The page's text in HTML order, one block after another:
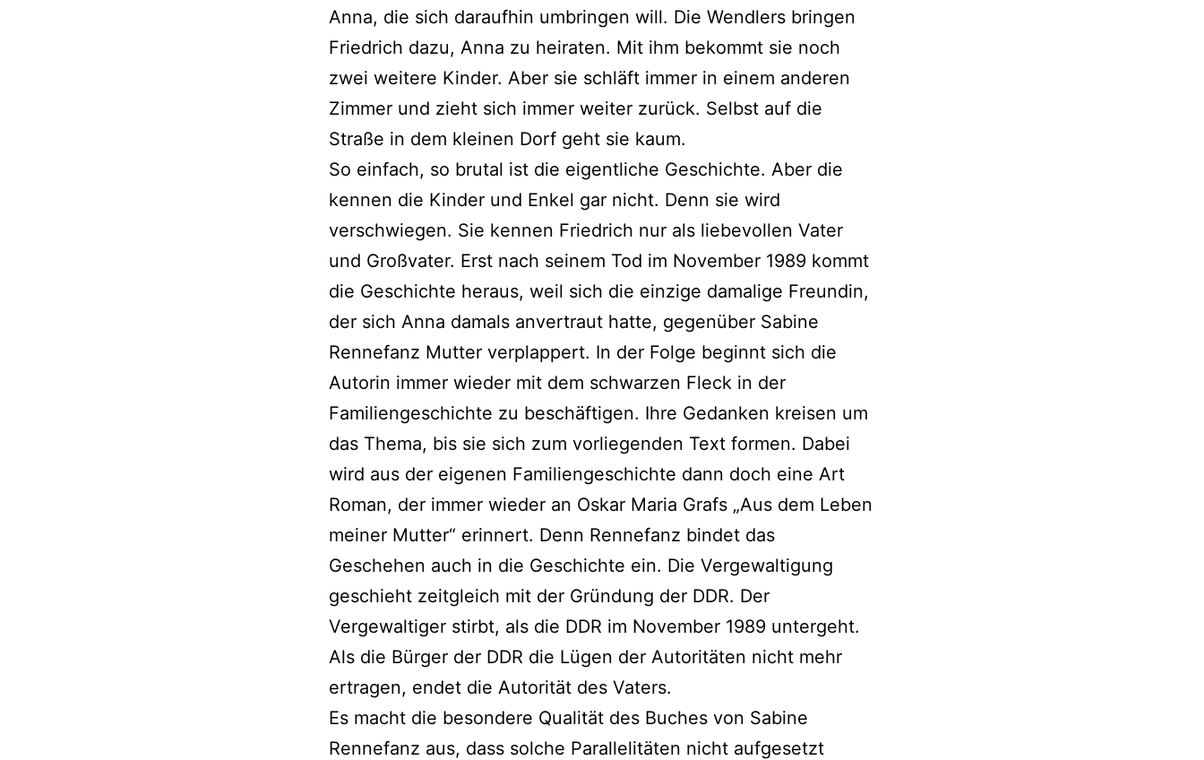
Anna, die sich daraufhin umbringen will. Die Wendlers bringen
Friedrich dazu, Anna zu heiraten. Mit ihm bekommt sie noch
zwei weitere Kinder. Aber sie schläft immer in einem anderen
Zimmer und zieht sich immer weiter zurück. Selbst auf die
Straße in dem kleinen Dorf geht sie kaum.
So einfach, so brutal ist die eigentliche Geschichte. Aber die
kennen die Kinder und Enkel gar nicht. Denn sie wird
verschwiegen. Sie kennen Friedrich nur als liebevollen Vater
und Großvater. Erst nach seinem Tod im November 1989 kommt
die Geschichte heraus, weil sich die einzige damalige Freundin,
der sich Anna damals anvertraut hatte, gegenüber Sabine
Rennefanz Mutter verplappert. In der Folge beginnt sich die
Autorin immer wieder mit dem schwarzen Fleck in der
Familiengeschichte zu beschäftigen. Ihre Gedanken kreisen um
das Thema, bis sie sich zum vorliegenden Text formen. Dabei
wird aus der eigenen Familiengeschichte dann doch eine Art
Roman, der immer wieder an Oskar Maria Grafs „Aus dem Leben
meiner Mutter“ erinnert. Denn Rennefanz bindet das
Geschehen auch in die Geschichte ein. Die Vergewaltigung
geschieht zeitgleich mit der Gründung der DDR. Der
Vergewaltiger stirbt, als die DDR im November 1989 untergeht.
Als die Bürger der DDR die Lügen der Autoritäten nicht mehr
ertragen, endet die Autorität des Vaters.
Es macht die besondere Qualität des Buches von Sabine
Rennefanz aus, dass solche Parallelitäten nicht aufgesetzt